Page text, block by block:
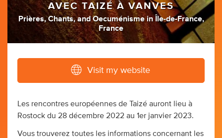
AVEC TAIZÉ À VANVES
Prières, Chants, andOecuménisme inÎle-de-France,
France
Visit my website
Les rencontres européennes de Taizé auront lieu à
Rostock du 28 décembre 2022 au 1er janvier 2023.
Vous trouverez toutes les informations concernant les